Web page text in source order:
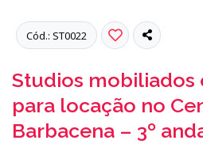
Cód.: ST0022
Studios mobiliados
para locação no
Barbacena – 3º